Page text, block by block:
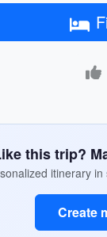
this trip?
itinerary
Create